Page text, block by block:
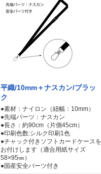
平織/10mm＋ナスカン/ブラッ
ク
●素材：ナイロン（紐幅：10mm）
●先端パーツ：ナスカン
●長さ：約90cm（片側45cm）
●印刷色数:シルク印刷1色
●チャック付きソフトカードケースを
お付けします（適合用紙サイズ
58×95㎜）
●国産安全パーツ付き